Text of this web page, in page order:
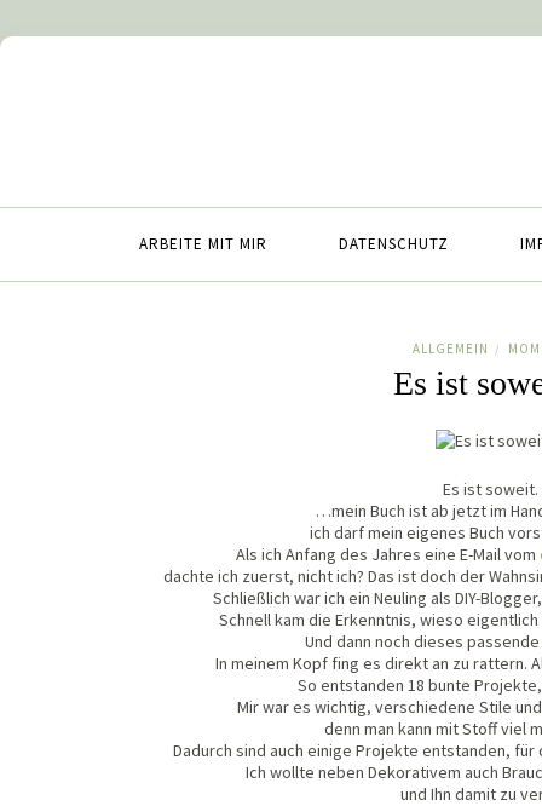
ARBEITE MIT MIR DATENSCHUTZ
ALLGEMEIN /
Es ist
Es ist
…mein Buch ist ab jetzt im
ich darf mein eigenes Buch
Als ich Anfang des Jahres eine E-Mail vom
dachte ich zuerst, nicht ich? Das ist doch der
Schließlich war ich ein Neuling als DIY-
Schnell kam die Erkenntnis, wieso eigentlich
Und dann noch dieses
In meinem Kopf fing es direkt an zu rattern.
So entstanden 18 bunte
Mir war es wichtig, verschiedene Stile
denn man kann mit Stoff viel
Dadurch sind auch einige Projekte entstanden, für
Ich wollte neben Dekorativem auch
und Ihn damit zu